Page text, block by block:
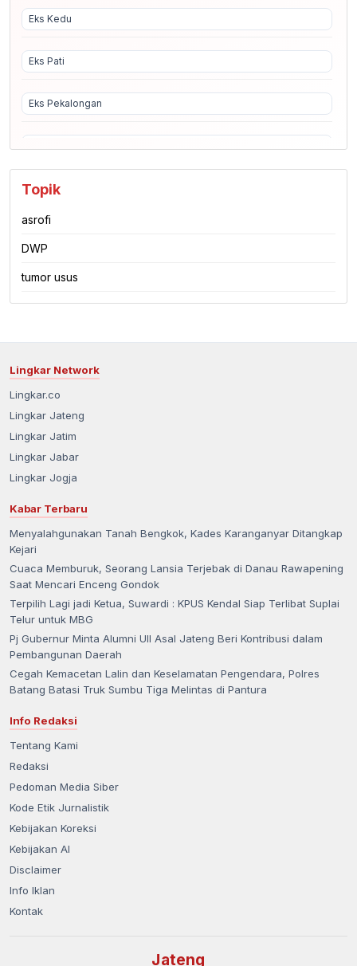
Eks Kedu
Eks Pati
Eks Pekalongan
Eks Surakarta
Kabupaten Banjarnegara
Kabupaten Blora
Kabupaten Boyolali
Kabupaten Brebes
Kabupaten Demak
Kabupaten Grobogan
Kabupaten Jepara
Kabupaten Karanganyar
Topik
asrofi
DWP
tumor usus
Lingkar Network
Lingkar.co
Lingkar Jateng
Lingkar Jatim
Lingkar Jabar
Lingkar Jogja
Kabar Terbaru
Menyalahgunakan Tanah Bengkok, Kades Karanganyar Ditangkap
Kejari
Cuaca Memburuk, Seorang Lansia Terjebak di Danau Rawapening
Saat Mencari Enceng Gondok
Terpilih Lagi jadi Ketua, Suwardi : KPUS Kendal Siap Terlibat Suplai
Telur untuk MBG
Pj Gubernur Minta Alumni UII Asal Jateng Beri Kontribusi dalam
Pembangunan Daerah
Cegah Kemacetan Lalin dan Keselamatan Pengendara, Polres
Batang Batasi Truk Sumbu Tiga Melintas di Pantura
Info Redaksi
Tentang Kami
Redaksi
Pedoman Media Siber
Kode Etik Jurnalistik
Kebijakan Koreksi
Kebijakan AI
Disclaimer
Info Iklan
Kontak
Jateng